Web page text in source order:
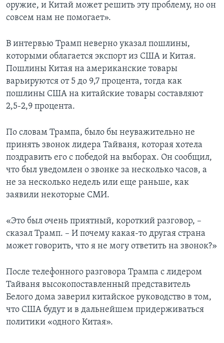
оружие, и Китай может решить эту проблему, но он
совсем нам не помогает».
В интервью Трамп неверно указал пошлины,
которыми облагается экспорт из США и Китая.
Пошлины Китая на американские товары
варьируются от 5 до 9,7 процента, тогда как
пошлины США на китайские товары составляют
2,5-2,9 процента.
По словам Трампа, было бы неуважительно не
принять звонок лидера Тайваня, которая хотела
поздравить его с победой на выборах. Он сообщил,
что был уведомлен о звонке за несколько часов, а
не за несколько недель или еще раньше, как
заявили некоторые СМИ.
«Это был очень приятный, короткий разговор, –
сказал Трамп. – И почему какая-то другая страна
может говорить, что я не могу ответить на звонок?»
После телефонного разговора Трампа с лидером
Тайваня высокопоставленный представитель
Белого дома заверил китайское руководство в том,
что США будут и в дальнейшем придерживаться
политики «одного Китая».